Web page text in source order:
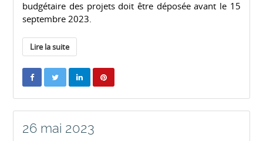
budgétaire des projets doit être déposée avant le 15
septembre 2023.
Lire la suite
26 mai 2023